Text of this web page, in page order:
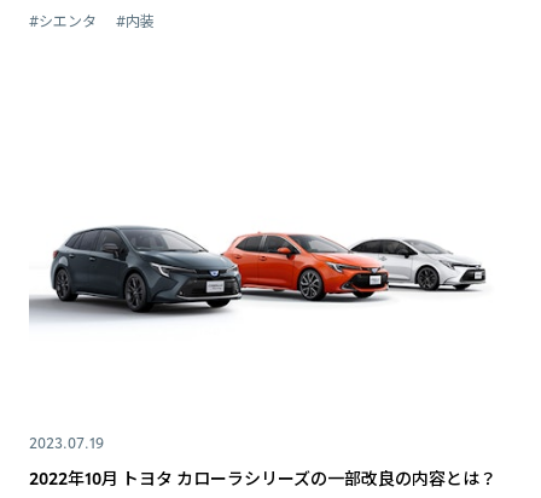
#シエンタ #内装
2023.07.19
2022年10月 トヨタ カローラシリーズの一部改良の内容とは？